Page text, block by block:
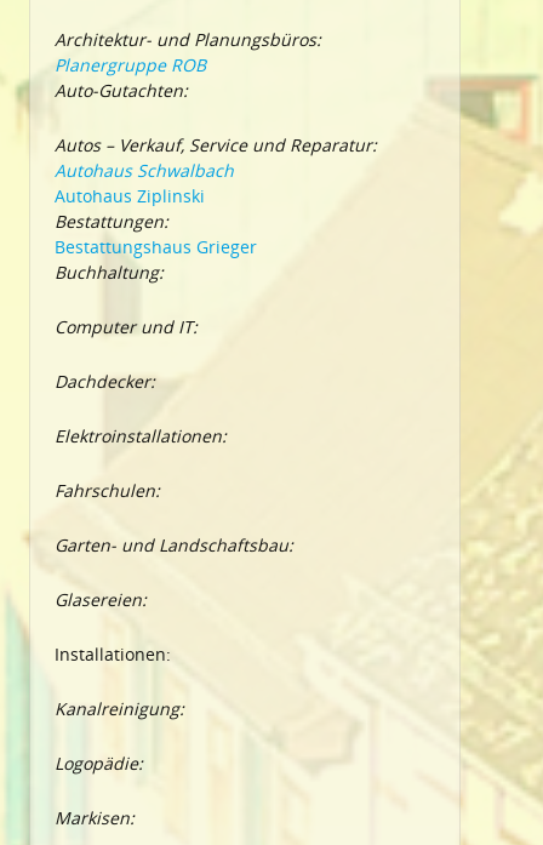
Architektur- und Planungsbüros:
Planergruppe ROB
Auto-Gutachten:
Autos – Verkauf, Service und Reparatur:
Autohaus Schwalbach
Autohaus Ziplinski
Bestattungen:
Bestattungshaus Grieger
Buchhaltung:
Computer und IT:
Dachdecker:
Elektroinstallationen:
Fahrschulen:
Garten- und Landschaftsbau:
Glasereien:
Installationen:
Kanalreinigung:
Logopädie:
Markisen: